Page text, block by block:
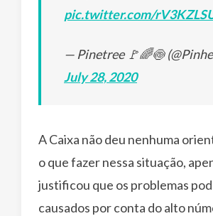
pic.twitter.com/
— Pinetree 🚩🌈🍥
July 28, 2020
A Caixa não deu nenhuma
o que fazer nessa situação,
justificou que os problemas
causados por conta do alto